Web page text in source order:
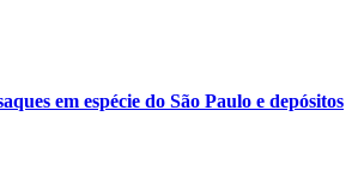
em espécie do São Paulo e depósitos